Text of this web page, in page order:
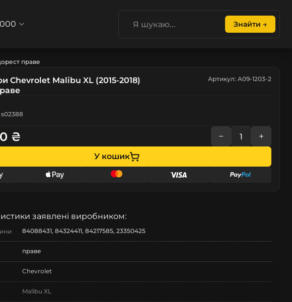
Знайти →
праве
Chevrolet Malibu XL (2015-2018)
Артикул: A09-1203-2
₴ − +
У кошик
заявлені виробником:
84088431, 84324411, 84217585, 23350425
праве
Chevrolet
Malibu XL